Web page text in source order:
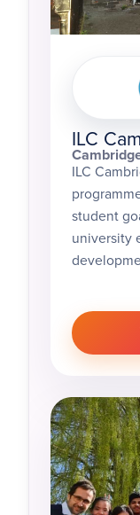
ILC
ILC
student
university